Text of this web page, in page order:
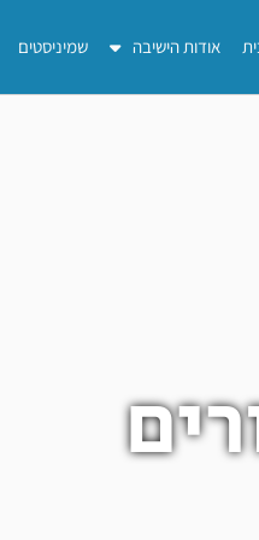
אודות הישיבה שמיניסטים